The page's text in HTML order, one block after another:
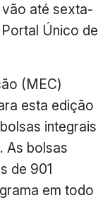
até sexta-
Único de
(MEC)
esta edição
integrais
As bolsas
de 901
em todo